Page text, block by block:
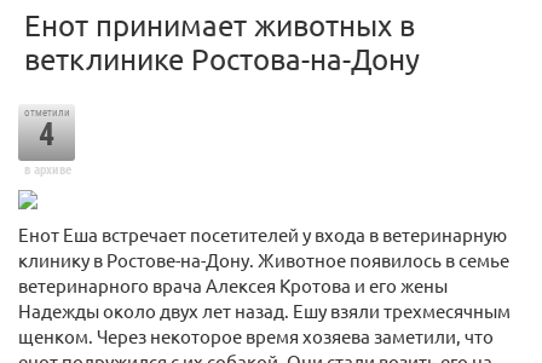
Енот принимает животных в
ветклинике Ростова-на-Дону
отметили
4
в архиве
Енот Еша встречает посетителей у входа в ветеринарную
клинику в Ростове-на-Дону. Животное появилось в семье
ветеринарного врача Алексея Кротова и его жены
Надежды около двух лет назад. Ешу взяли трехмесячным
щенком. Через некоторое время хозяева заметили, что